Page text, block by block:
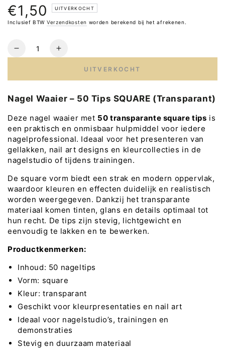
Normale
prijs
€1,50 UITVERKOCHT
Inclusief BTW Verzendkosten worden berekend bij het afrekenen.
Hoeveelheid
Verlaag
ABA
Group
nagel
waaier
50
tips
transparant
Verhoog
ABA
Group
nagel
waaier
50
tips
transparant
UITVERKOCHT
Nagel Waaier – 50 Tips SQUARE (Transparant)
Deze nagel waaier met 50 transparante square tips is
een praktisch en onmisbaar hulpmiddel voor iedere
nagelprofessional. Ideaal voor het presenteren van
gellakken, nail art designs en kleurcollecties in de
nagelstudio of tijdens trainingen.
De square vorm biedt een strak en modern oppervlak,
waardoor kleuren en effecten duidelijk en realistisch
worden weergegeven. Dankzij het transparante
materiaal komen tinten, glans en details optimaal tot
hun recht. De tips zijn stevig, lichtgewicht en
eenvoudig te lakken en te bewerken.
Productkenmerken:
Inhoud: 50 nageltips
Vorm: square
Kleur: transparant
Geschikt voor kleurpresentaties en nail art
Ideaal voor nagelstudio’s, trainingen en
demonstraties
Stevig en duurzaam materiaal